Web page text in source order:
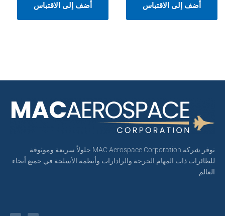
أضف إلى الاقتباس أضف إلى الاقتباس
توفر شركة MAC Aerospace Corporation حلولاً سريعة وموثوقة
للطائرات ذات المهام الحرجة والرادارات وأنظمة الأسلحة في جميع أنحاء
العالم.